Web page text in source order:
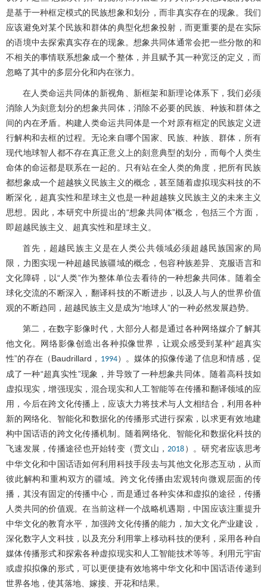
是基于一种框定模式的民族想象和划分，而非真实存在的现象。我们
应该避免对某个民族和群体的典型化想象投射，而更重要的是在实际
的语境中去探索真实存在的现象。想象共同体通常会把一些分散的和
不相关的事情联系想象成一个整体，并且赋予其一种宽泛的定义，而
忽略了其中的多层分化和内在张力。
在人类命运共同体的新视角、新框架和新理论体系下，我们必须
消除人为刻意划分的想象共同体，消除不必要的民族、种族和群体之
间的内在矛盾。构建人类命运共同体是一个对原有框定的民族定义进
行解构和去框的过程。无论来自哪个国家、民族、种族、群体，所有
现代地球智人都不存在真正意义上的刻意典型的划分，而每个人类生
命体的命运都是联系在一起的。只有站在全人类的角度，把所有民族
都想象成一个超越狭义民族主义的概念，甚至随着虚拟现实科技的不
断深化，超真实性和星球主义也是一种超越狭义民族主义的未来主义
思想。因此，本研究中所提出的“想象共同体”概念，包括三个方面，
即超越民族主义、超真实性和星球主义。
首先，超越民族主义是在人类公共领域必须超越民族国家的局
限，力图实现一种超越民族疆域的概念，包容种族差异、克服语言和
文化障碍，以“人类”作为整体单位去看待的一种想象共同体。随着全
球化交流的不断深入，翻译科技的不断进步，以及人与人的世界价值
观的不断趋同，超越民族主义是成为“地球人”的一种必然发展趋势。
第二，在数字影像时代，大部分人都是通过各种网络媒介了解其
他文化。网络影像创造出各种拟像世界，让观众感受到某种“超真实
性”的存在（Baudrillard， 1994）。媒体的拟像传递了信息和情感，促
成了一种“超真实性”现象，并导致了一种想象共同体。随着高科技如
虚拟现实，增强现实，混合现实和人工智能等在传播和翻译领域的应
用，今后在跨文化传播上，应该大力将技术与人文相结合，利用各种
新的网络化、智能化和数据化的传播形式进行探索，以求更有效地建
构中国话语的跨文化传播机制。随着网络化、智能化和数据化科技的
飞速发展，传播途径也开始转变（贾文山， 2018 ）。研究者应该思考
中华文化和中国话语如何利用科技手段去与其他文化形态互动，从而
彼此解构和重构双方的疆域。跨文化传播由宏观转向微观层面的传
播，其没有固定的传播中心，而是通过各种实体和虚拟的途径，传播
人类共同的价值观。在当前这样一个战略机遇期，中国应该注重提升
中华文化的教育水平，加强跨文化传播的能力，加大文化产业建设，
深化数字人文科技，以及充分利用掌上移动科技的便利，采用各种自
媒体传播形式和探索各种虚拟现实和人工智能技术等等。利用元宇宙
或虚拟拟像的形式，可以更便捷有效地将中华文化和中国话语传递到
世界各地，使其落地、嫁接、开花和结果。